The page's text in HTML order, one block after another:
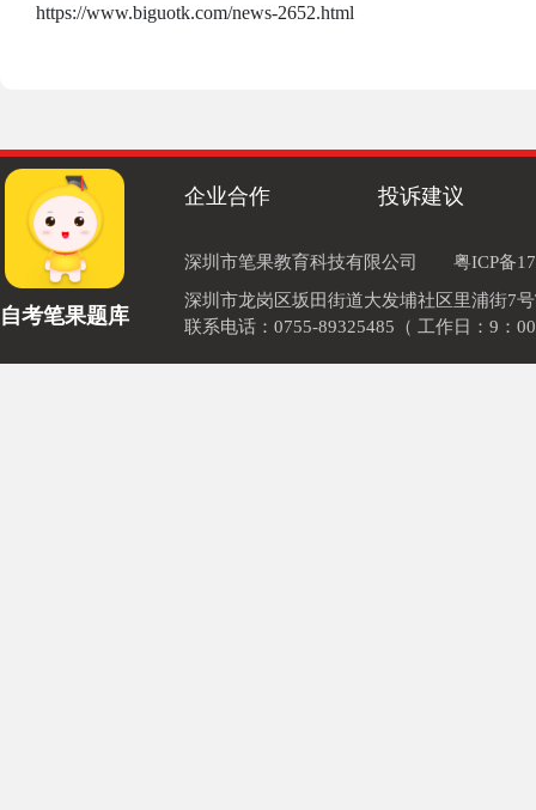
https://www.biguotk.com/news-2652.html
自考笔果题库
企业合作 投诉建议
深圳市笔果教育科技有限公司
粤ICP备
深圳市龙岗区坂田街道大发埔社区里浦街7
联系电话：0755-89325485（ 工作日：9：